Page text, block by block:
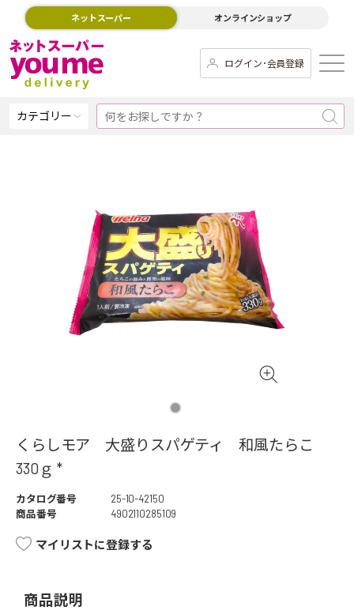
ネットスーパー オンラインショップ
ログイン･会員登録
カテゴリー
くらしモア 大盛りスパゲティ 和風たらこ
330ｇ *
カタログ番号
25-10-42150
商品番号
4902110285109
マイリストに登録する
商品説明